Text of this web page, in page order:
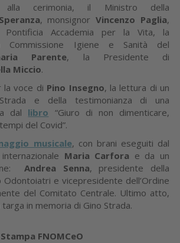
alla cerimonia, il Ministro della
, monsignorVincenzo Paglia,
Pontificia Accademia per la Vita, la
Commissione Igiene e Sanità del
Parente, la Presidente di
Miccio.
la voce di Pino Insegno, la lettura di un
e della testimonianza di una
dal libro “Giuro di non dimenticare,
del Covid”.
musicale, con brani eseguiti dal
Maria Carfora e da un
Andrea Senna, presidente della
Odontoiatri e vicepresidente dell’Ordine
del Comitato Centrale. Ultimo atto,
targa in memoria di Gino Strada.
FNOMCeO